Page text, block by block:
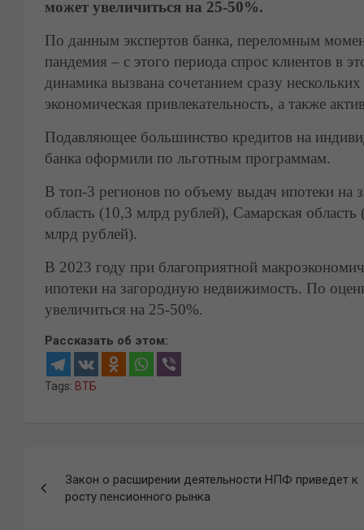
может увеличиться на 25-50%.
По данным экспертов банка, переломным
пандемия – с этого периода спрос клиентов в
динамика вызвана сочетанием сразу
экономическая привлекательность, а также
Подавляющее большинство кредитов на
банка оформили по льготным программам.
В топ-3 регионов по объему выдач ипотеки
область (10,3 млрд рублей), Самарская
млрд рублей).
В 2023 году при благоприятной
ипотеки на загородную недвижимость. По
увеличиться на 25-50%.
Рассказать об этом:
Tags: ВТБ
по
Закон о расширении деятельности НПФ приведет к
росту пенсионного рынка